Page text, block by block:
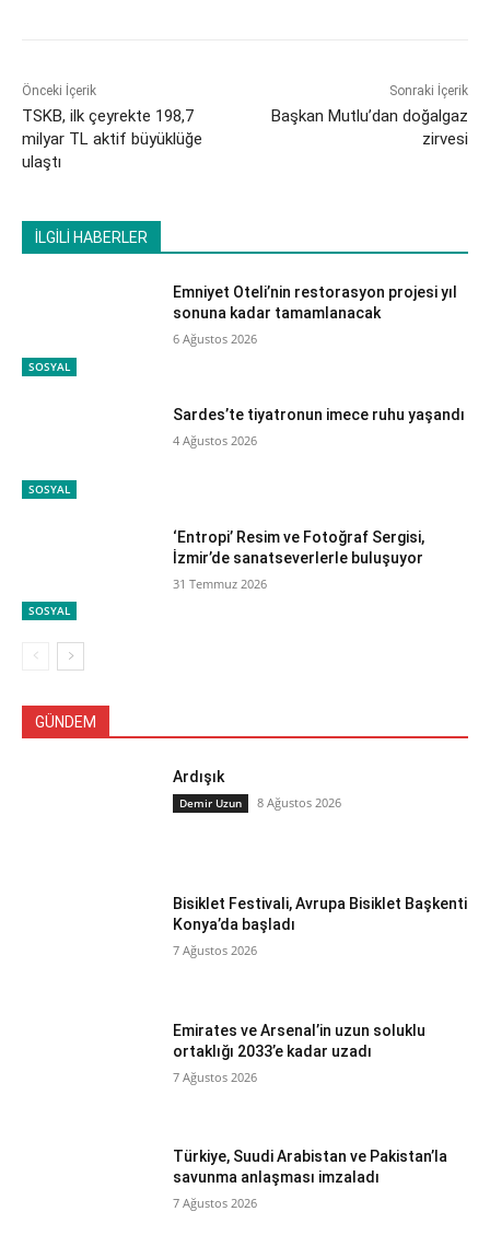
Önceki İçerik
TSKB, ilk çeyrekte 198,7
milyar TL aktif büyüklüğe
ulaştı
Sonraki İçerik
Başkan Mutlu’dan doğalgaz
zirvesi
İLGİLİ HABERLER
SOSYAL
Emniyet Oteli’nin restorasyon projesi yıl
sonuna kadar tamamlanacak
6 Ağustos 2026
SOSYAL
Sardes’te tiyatronun imece ruhu yaşandı
4 Ağustos 2026
SOSYAL
‘Entropi’ Resim ve Fotoğraf Sergisi,
İzmir’de sanatseverlerle buluşuyor
31 Temmuz 2026
GÜNDEM
Ardışık
Demir Uzun 8 Ağustos 2026
Bisiklet Festivali, Avrupa Bisiklet Başkenti
Konya’da başladı
7 Ağustos 2026
Emirates ve Arsenal’in uzun soluklu
ortaklığı 2033’e kadar uzadı
7 Ağustos 2026
Türkiye, Suudi Arabistan ve Pakistan’la
savunma anlaşması imzaladı
7 Ağustos 2026